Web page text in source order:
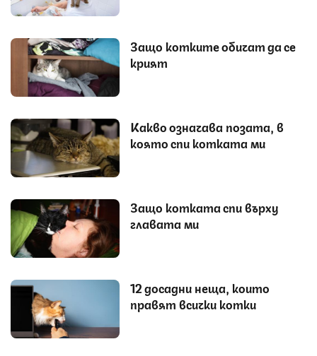
Защо котките обичат да се
крият
Какво означава позата, в
която спи котката ми
Защо котката спи върху
главата ми
12 досадни неща, които
правят всички котки